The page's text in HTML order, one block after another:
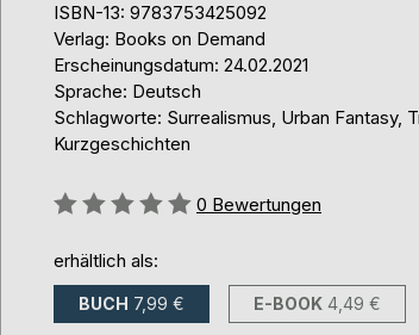
ISBN-13: 9783753425092
Verlag: Books on Demand
Erscheinungsdatum: 24.02.2021
Sprache: Deutsch
Schlagworte: Surrealismus, Urban Fantasy,
Kurzgeschichten
Bewertung::
0 Bewertungen
erhältlich als:
BUCH 7,99 € E-BOOK 4,49 €